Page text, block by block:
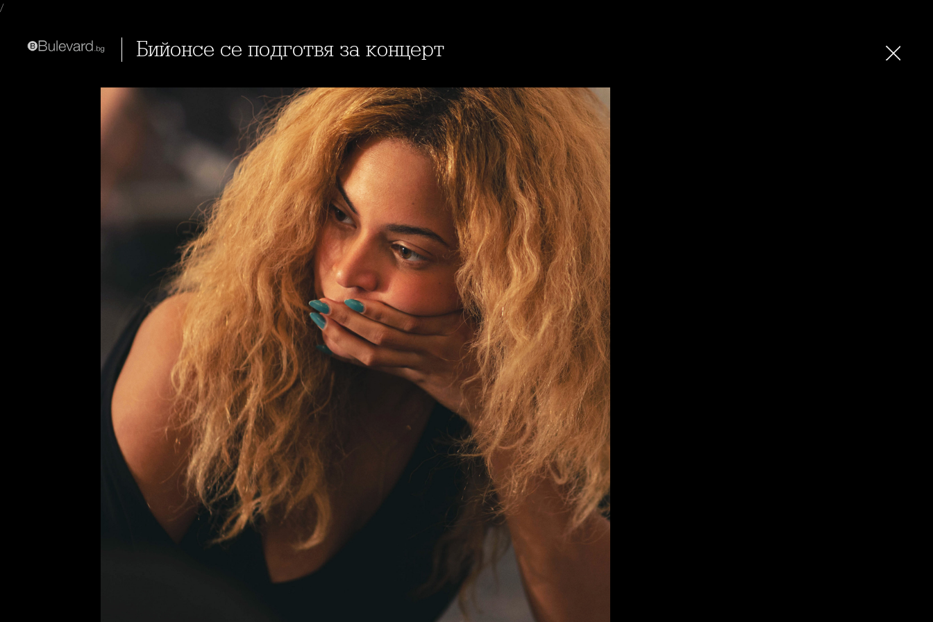
/
Бийонсе се подготвя за концерт